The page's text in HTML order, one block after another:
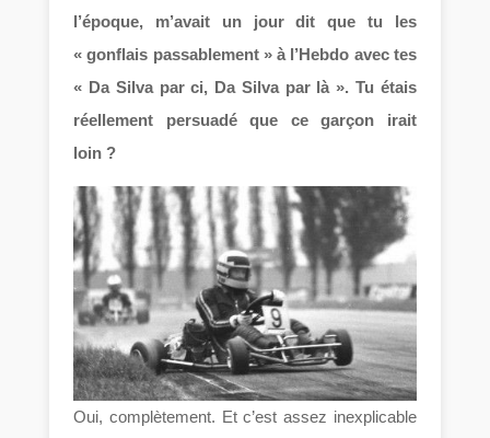
l’époque, m’avait un jour dit que tu les
« gonflais passablement » à l’Hebdo avec tes
« Da Silva par ci, Da Silva par là ». Tu étais
réellement persuadé que ce garçon irait
loin ?
Oui, complètement. Et c’est assez inexplicable